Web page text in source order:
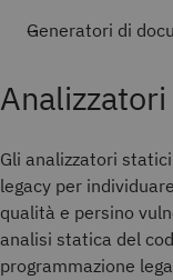
Generatori di
Gli analizzatori
legacy per
qualità e persino
analisi statica del
programmazione